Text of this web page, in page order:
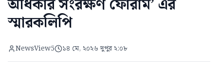
অধিকার সংরক্ষণ ফোরাম’ এর
স্মারকলিপি
NewsView5 ১৪ মে, ২০২৬ দুপুর ২:০৮